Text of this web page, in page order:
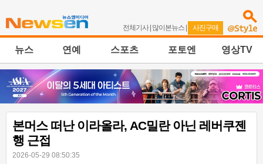
전체기사| 많이본뉴스 | 사진구매
뉴스 연예 스포츠 포토엔 영상TV
본머스 떠난 이라올라, AC밀란 아닌 레버쿠젠
행 근접
2026-05-29 08:50:35